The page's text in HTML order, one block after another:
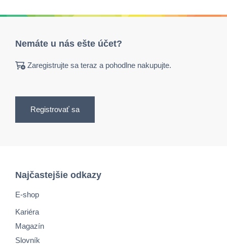
Nemáte u nás ešte účet?
Zaregistrujte sa teraz a pohodlne nakupujte.
Registrovať sa
Najčastejšie odkazy
E-shop
Kariéra
Magazín
Slovník